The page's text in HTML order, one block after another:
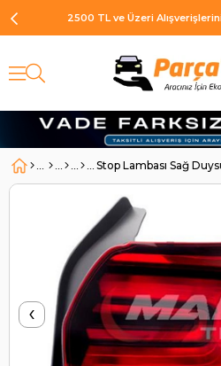
2500 TL ve Üzeri
Stop Lambası Sağ
‹